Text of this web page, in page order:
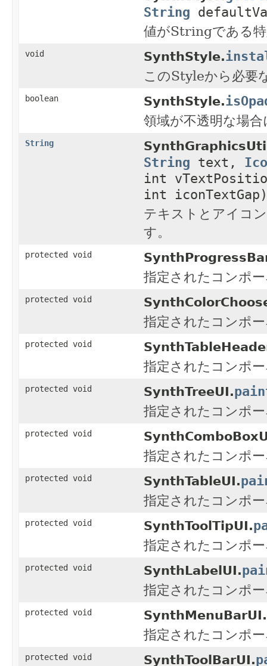
String
値がStringである
void SynthStyle.
このStyleから必要
boolean SynthStyle.
領域が不透明な場
String
String text,
int
int iconTextGap)
テキストとアイコ
す。
protected void
指定されたコンポ
protected void
指定されたコンポ
protected void
指定されたコンポ
protected void SynthTreeUI.
指定されたコンポ
protected void
指定されたコンポ
protected void SynthTableUI.
指定されたコンポ
protected void SynthToolTipUI.
指定されたコンポ
protected void SynthLabelUI.
指定されたコンポ
protected void SynthMenuBarUI.
指定されたコンポ
protected void SynthToolBarUI.